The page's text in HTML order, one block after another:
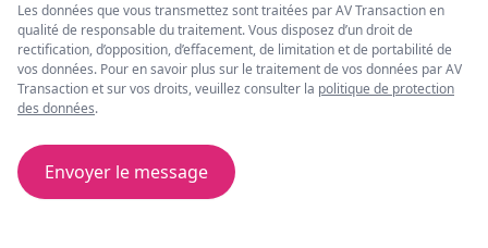
Les données que vous transmettez sont traitées par AV Transaction en
qualité de responsable du traitement. Vous disposez d’un droit de
rectification, d’opposition, d’effacement, de limitation et de portabilité de
vos données. Pour en savoir plus sur le traitement de vos données par AV
Transaction et sur vos droits, veuillez consulter la politique de protection
des données.
Envoyer le message